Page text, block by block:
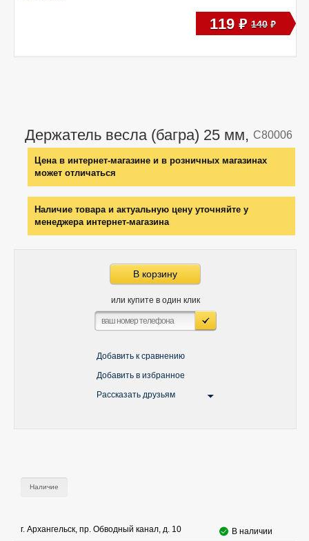
Держатель весла (багра) 25 мм, C80006
Цена в интернет-магазине и в розничных магазинах
может отличаться
Наличие товара и актуальную цену уточняйте у
менеджера интернет-магазина
В корзину
или купите в один клик
Добавить к сравнению
Добавить в избранное
Рассказать друзьям
119 руб 140 руб
Наличие
г. Архангельск, пр. Обводный канал, д. 10
В наличии